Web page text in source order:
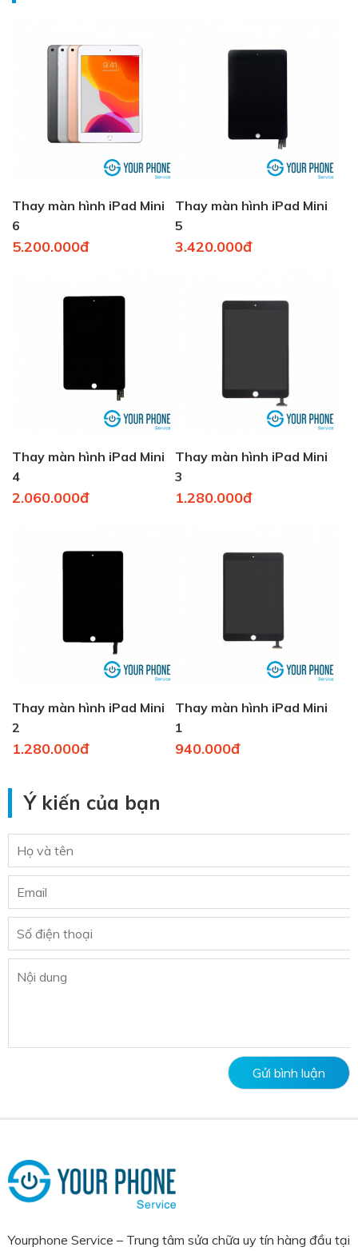
Thay màn hình iPad Mini
6
5.200.000đ
Thay màn hình iPad Mini
5
3.420.000đ
Thay màn hình iPad Mini
4
2.060.000đ
Thay màn hình iPad Mini
3
1.280.000đ
Thay màn hình iPad Mini
2
1.280.000đ
Thay màn hình iPad Mini
1
940.000đ
Ý kiến của bạn
Yourphone Service – Trung tâm sửa chữa uy tín hàng đầu tại